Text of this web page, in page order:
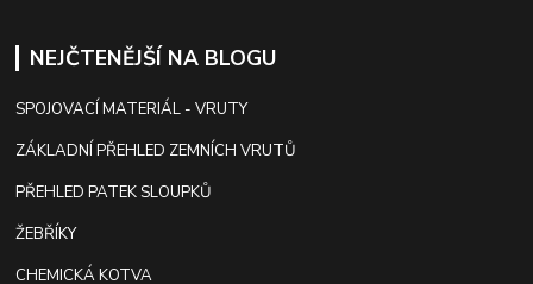
NEJČTENĚJŠÍ NA BLOGU
SPOJOVACÍ MATERIÁL - VRUTY
ZÁKLADNÍ PŘEHLED ZEMNÍCH VRUTŮ
PŘEHLED PATEK SLOUPKŮ
ŽEBŘÍKY
CHEMICKÁ KOTVA